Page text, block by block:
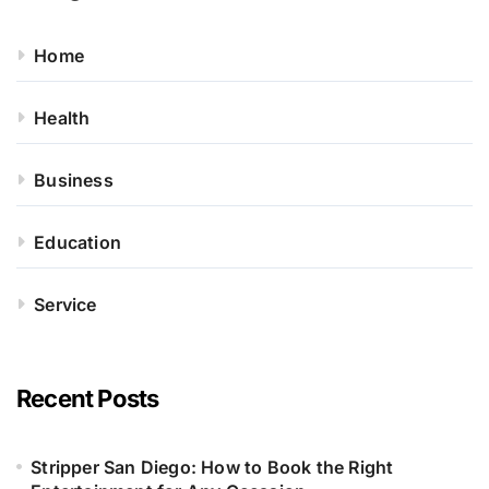
Home
Health
Business
Education
Service
Recent Posts
Stripper San Diego: How to Book the Right